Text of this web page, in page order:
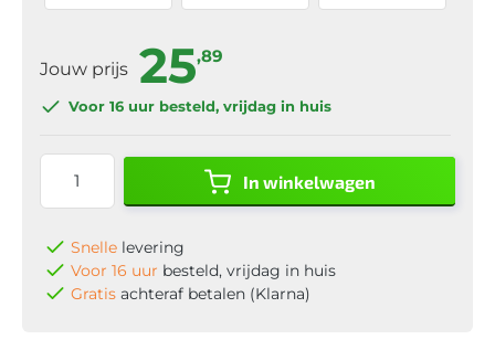
Jouw prijs 25,89
Voor 16 uur besteld, vrijdag in huis
In winkelwagen
Snelle levering
Voor 16 uur besteld, vrijdag in huis
Gratis achteraf betalen (Klarna)